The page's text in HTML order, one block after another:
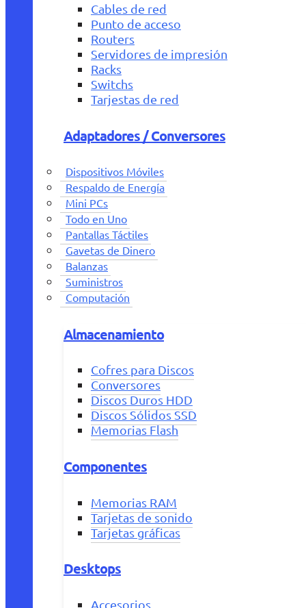
Cables de red
Punto de acceso
Routers
Servidores de impresión
Racks
Switchs
Tarjestas de red
Adaptadores / Conversores
Dispositivos Móviles
Respaldo de Energía
Mini PCs
Todo en Uno
Pantallas Táctiles
Gavetas de Dinero
Balanzas
Suministros
Computación
Almacenamiento
Cofres para Discos
Conversores
Discos Duros HDD
Discos Sólidos SSD
Memorias Flash
Componentes
Memorias RAM
Tarjetas de sonido
Tarjetas gráficas
Desktops
Accesorios